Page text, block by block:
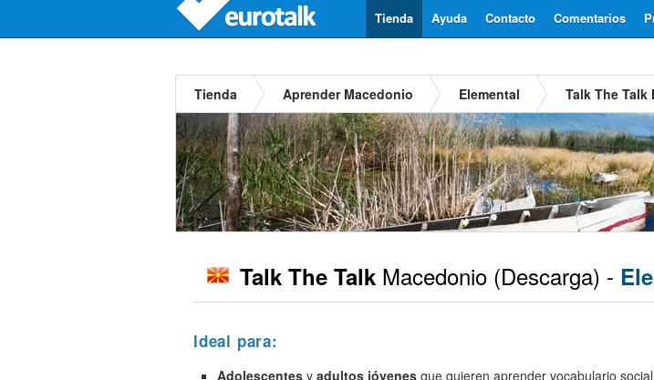
Comentarios
Contacto
Ayuda
Tienda
Tienda Aprender Macedonio Elemental Talk The Talk
Talk The Talk Macedonio (Descarga) -
Ideal para:
Adolescentes y adultos jóvenes que quieren aprender vocabulario